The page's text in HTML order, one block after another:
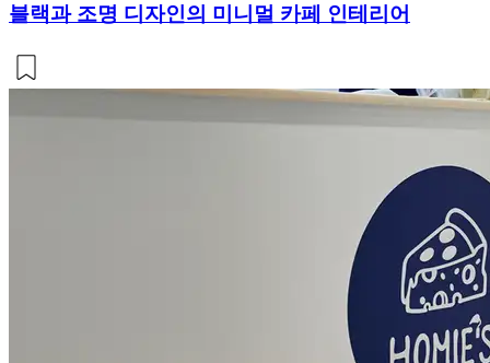
블랙과 조명 디자인의 미니멀 카페 인테리어